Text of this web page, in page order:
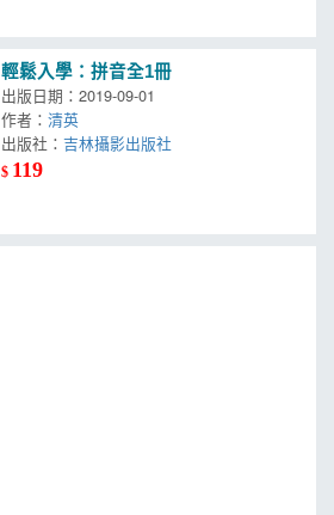
輕鬆入學：拼音全1冊
出版日期：2019-09-01
作者：清英
出版社：吉林攝影出版社
$ 119